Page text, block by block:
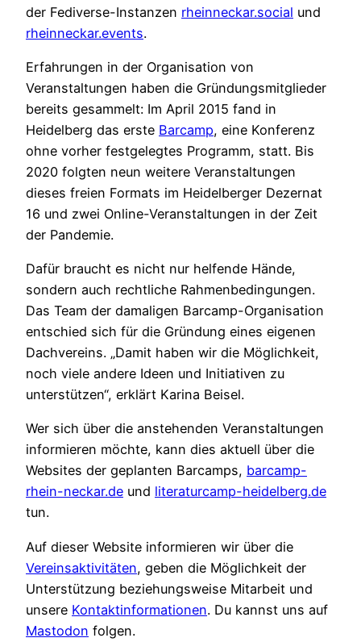
der Fediverse-Instanzen rheinneckar.social und
rheinneckar.events.
Erfahrungen in der Organisation von
Veranstaltungen haben die Gründungsmitglieder
bereits gesammelt: Im April 2015 fand in
Heidelberg das erste Barcamp, eine Konferenz
ohne vorher festgelegtes Programm, statt. Bis
2020 folgten neun weitere Veranstaltungen
dieses freien Formats im Heidelberger Dezernat
16 und zwei Online-Veranstaltungen in der Zeit
der Pandemie.
Dafür braucht es nicht nur helfende Hände,
sondern auch rechtliche Rahmenbedingungen.
Das Team der damaligen Barcamp-Organisation
entschied sich für die Gründung eines eigenen
Dachvereins. „Damit haben wir die Möglichkeit,
noch viele andere Ideen und Initiativen zu
unterstützen“, erklärt Karina Beisel.
Wer sich über die anstehenden Veranstaltungen
informieren möchte, kann dies aktuell über die
Websites der geplanten Barcamps, barcamp-
rhein-neckar.de und literaturcamp-heidelberg.de
tun.
Auf dieser Website informieren wir über die
Vereinsaktivitäten, geben die Möglichkeit der
Unterstützung beziehungsweise Mitarbeit und
unsere Kontaktinformationen. Du kannst uns auf
Mastodon folgen.